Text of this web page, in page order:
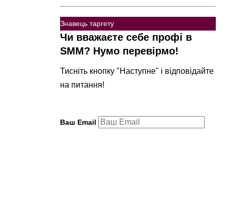
Знавець таргету
Чи вважаєте себе профі в
SMM? Нумо перевірмо!
Тисніть кнопку "Наступне" і відповідайте
на питання!
Ваш Email